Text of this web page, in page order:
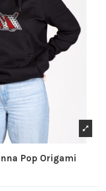
Pop Origami